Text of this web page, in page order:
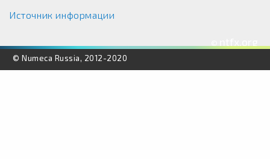
Источник информации
© Numeca Russia, 2012-2020